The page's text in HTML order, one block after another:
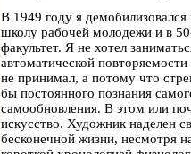
В 1949 году я
школу рабочей молодежи и в
факультет. Я не хотел
автоматической
не принимал, а потому что
бы постоянного познания
самообновления. В этом или
искусство. Художник наделен
бесконечной жизни, несмотря